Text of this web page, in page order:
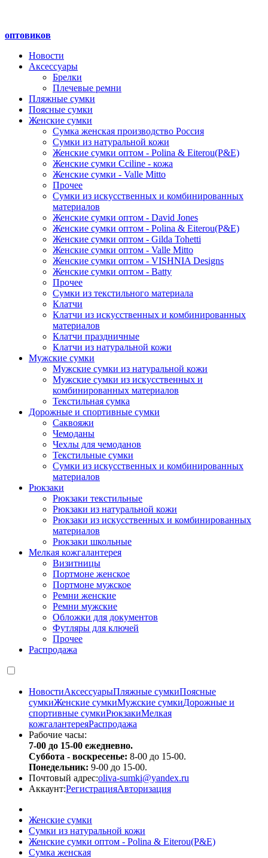
оптовиков
Новости
Аксессуары
Брелки
Плечевые ремни
Пляжные сумки
Поясные сумки
Женские сумки
Сумка женская производство Россия
Сумки из натуральной кожи
Женские сумки оптом - Polina & Eiterou(P&E)
Женские сумки Cciline - кожа
Женские сумки - Valle Mitto
Прочее
Сумки из искусственных и комбинированных
материалов
Женские сумки оптом - David Jones
Женские сумки оптом - Polina & Eiterou(P&E)
Женские сумки оптом - Gilda Tohetti
Женские сумки оптом - Valle Mitto
Женские сумки оптом - VISHNIA Designs
Женские сумки оптом - Batty
Прочее
Сумки из текстильного материала
Клатчи
Клатчи из искусственных и комбинированных
материалов
Клатчи праздничные
Клатчи из натуральной кожи
Мужские сумки
Мужские сумки из натуральной кожи
Мужские сумки из искусственных и
комбинированных материалов
Текстильная сумка
Дорожные и спортивные сумки
Саквояжи
Чемоданы
Чехлы для чемоданов
Текстильные сумки
Сумки из искусственных и комбинированных
материалов
Рюкзаки
Рюкзаки текстильные
Рюкзаки из натуральной кожи
Рюкзаки из искусственных и комбинированных
материалов
Рюкзаки школьные
Мелкая кожгалантерея
Визитницы
Портмоне женское
Портмоне мужское
Ремни женские
Ремни мужские
Обложки для документов
Футляры для ключей
Прочее
Распродажа
НовостиАксессуарыПляжные сумкиПоясные
сумкиЖенские сумкиМужские сумкиДорожные и
спортивные сумкиРюкзакиМелкая
кожгалантереяРаспродажа
Рабочие часы:
7-00 до 15-00 ежедневно.
Суббота - воскресенье: 8-00 до 15-00.
Понедельник: 9-00 до 15-00.
Почтовый адрес:oliva-sumki@yandex.ru
Аккаунт:РегистрацияАвторизация
Женские сумки
Сумки из натуральной кожи
Женские сумки оптом - Polina & Eiterou(P&E)
Сумка женская